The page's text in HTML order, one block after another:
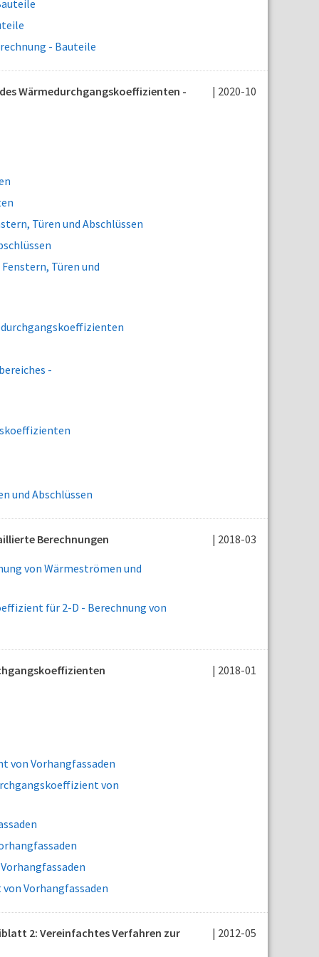
- Bauteile
Wärmedurchgangskoeffizienten - | 2020-10
Türen und Abschlüssen
Türen und
-
und Abschlüssen
Berechnungen | 2018-03
von Wärmeströmen und
für 2-D - Berechnung von
| 2018-01
von Vorhangfassaden
von
Vorhangfassaden
2: Vereinfachtes Verfahren zur | 2012-05